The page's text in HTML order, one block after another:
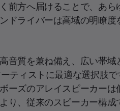
前方へ届けることで、あら
ドライバーは高域の明瞭度
音質を兼ね備え、広い帯域
ティストに最適な選択肢
ーズのアレイスピーカーは
り、従来のスピーカー構成